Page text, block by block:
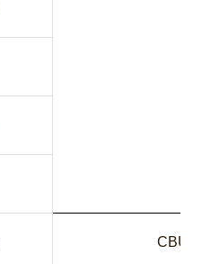
CBU